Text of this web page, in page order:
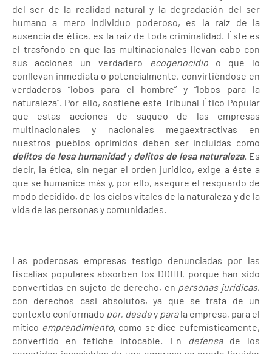
del ser de la realidad natural y la degradación del ser
humano a mero individuo poderoso, es la raíz de la
ausencia de ética, es la raíz de toda criminalidad. Éste es
el trasfondo en que las multinacionales llevan cabo con
sus acciones un verdadero ecogenocidio o que lo
conllevan inmediata o potencialmente, convirtiéndose en
verdaderos “lobos para el hombre” y “lobos para la
naturaleza”. Por ello, sostiene este Tribunal Ético Popular
que estas acciones de saqueo de las empresas
multinacionales y nacionales megaextractivas en
nuestros pueblos oprimidos deben ser incluidas como
delitos de lesa humanidady delitos de lesa naturaleza. Es
decir, la ética, sin negar el orden jurídico, exige a éste a
que se humanice más y, por ello, asegure el resguardo de
modo decidido, de los ciclos vitales de la naturaleza y de la
vida de las personas y comunidades.
Las poderosas empresas testigo denunciadas por las
fiscalías populares absorben los DDHH, porque han sido
convertidas en sujeto de derecho, en personas jurídicas,
con derechos casi absolutos, ya que se trata de un
contexto conformado por, desdey parala empresa, para el
mítico emprendimiento, como se dice eufemísticamente,
convertido en fetiche intocable. En defensade los